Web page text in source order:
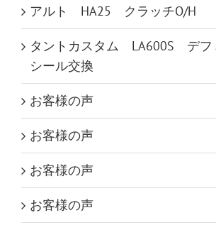
アルト HA25 クラッチO/H
タントカスタム LA600S デフ
シール交換
お客様の声
お客様の声
お客様の声
お客様の声